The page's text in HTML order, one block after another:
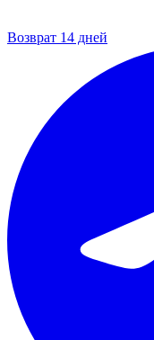
Возврат 14 дней